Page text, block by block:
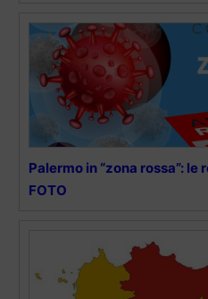
Palermo in “zona rossa”: le
FOTO